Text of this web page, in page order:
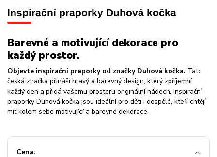
Inspirační praporky Duhová kočka
Barevné a motivující dekorace pro
každý prostor.
Objevte inspirační praporky od značky Duhová kočka. Tato
česká značka přináší hravý a barevný design, který zpříjemní
každý den a přidá vašemu prostoru originální nádech. Inspirační
praporky Duhová kočka jsou ideální pro děti i dospělé, kteří chtějí
mít kolem sebe motivující a barevné dekorace.
Cena: